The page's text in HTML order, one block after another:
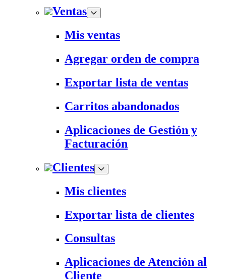
Ventas
Mis ventas
Agregar orden de compra
Exportar lista de ventas
Carritos abandonados
Aplicaciones de Gestión y
Facturación
Clientes
Mis clientes
Exportar lista de clientes
Consultas
Aplicaciones de Atención al
Cliente